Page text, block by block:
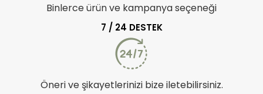
Binlerce ürün ve kampanya seçeneği
7 / 24 DESTEK
Öneri ve şikayetlerinizi bize iletebilirsiniz.